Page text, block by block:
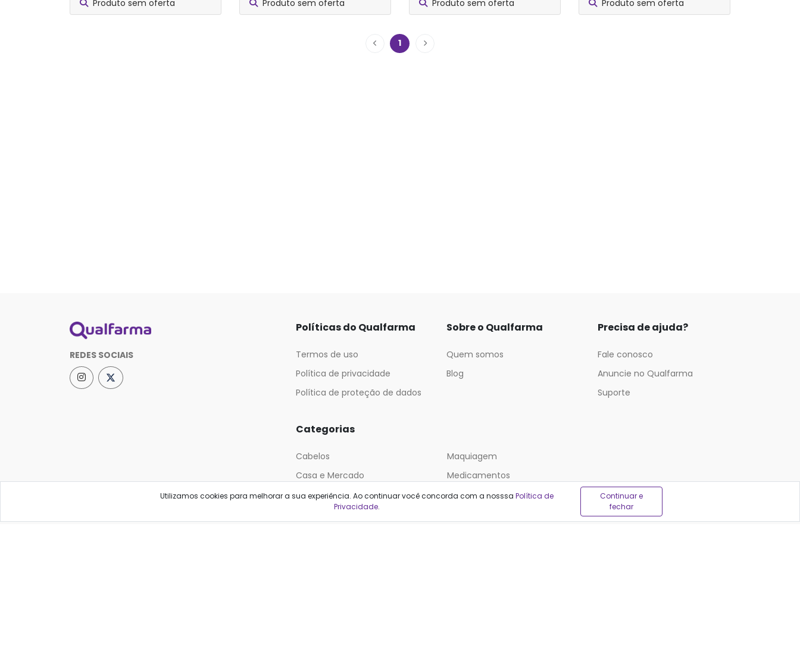
Produto sem oferta Produto sem oferta Produto sem oferta Produto sem oferta
1
REDES SOCIAIS
Políticas do Qualfarma
Termos de uso
Política de privacidade
Política de proteção de dados
Sobre o Qualfarma
Quem somos
Blog
Precisa de ajuda?
Fale conosco
Anuncie no Qualfarma
Suporte
Categorias
Cabelos
Casa e Mercado
Cosméticos
Cuidados Pessoais
Maquiagem
Medicamentos
Saúde e Bem-Estar
Utilizamos cookies para melhorar a sua experiência. Ao continuar você concorda com a nosssa Política de
Privacidade.
Continuar e
fechar